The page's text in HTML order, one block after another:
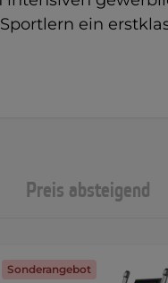
ein
Preis absteigend
Sonderangebot